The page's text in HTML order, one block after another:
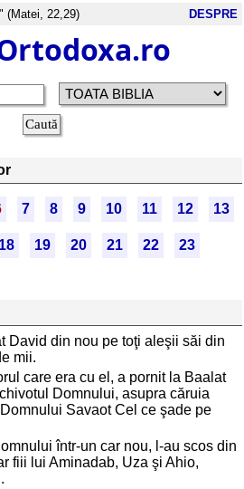
(Matei, 22,29) DESPRE
7 8 9 10 11 12 13
18 19 20 21 22 23
David din nou pe toţi aleşii săi din
mii.
care era cu el, a pornit la Baalat
Domnului, asupra căruia
Savaot Cel ce şade pe
într-un car nou, l-au scos din
fiii lui Aminadab, Uza şi Ahio,